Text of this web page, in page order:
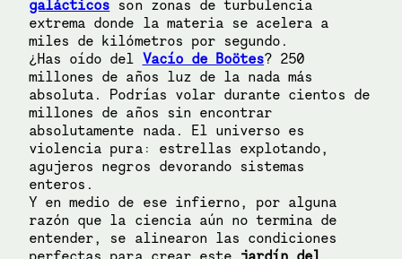
galácticos son zonas de turbulencia
extrema donde la materia se acelera a
miles de kilómetros por segundo.
¿Has oído del Vacío de Boötes? 250
millones de años luz de la nada más
absoluta. Podrías volar durante cientos de
millones de años sin encontrar
absolutamente nada. El universo es
violencia pura: estrellas explotando,
agujeros negros devorando sistemas
enteros.
Y en medio de ese infierno, por alguna
razón que la ciencia aún no termina de
entender, se alinearon las condiciones
perfectas para crear este jardín del